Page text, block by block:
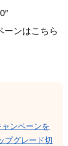
ーンはこちら
ンペーンを
プグレード切